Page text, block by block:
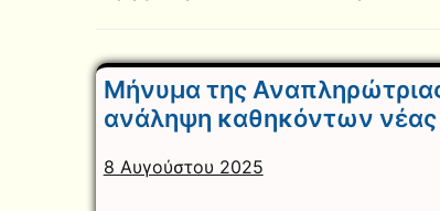
Μήνυμα της
ανάληψη καθηκόντων νέας
8 Αυγούστου 2025